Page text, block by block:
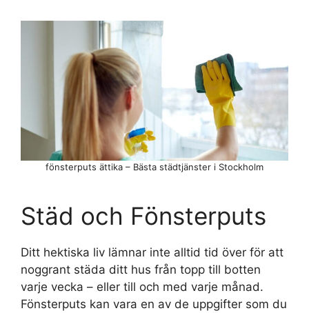
fönsterputs ättika – Bästa städtjänster i Stockholm
Städ och Fönsterputs
Ditt hektiska liv lämnar inte alltid tid över för att
noggrant städa ditt hus från topp till botten
varje vecka – eller till och med varje månad.
Fönsterputs kan vara en av de uppgifter som du